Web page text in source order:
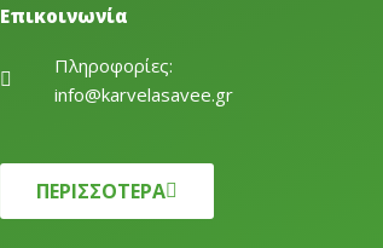
Επικοινωνία
Πληροφορίες:
info@karvelasavee.gr
ΠΕΡΙΣΣΟΤΕΡΑ